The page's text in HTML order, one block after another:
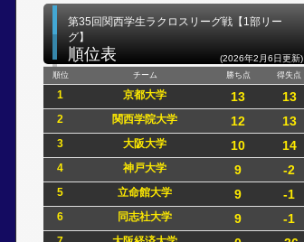
第35回関西学生ラクロスリーグ戦【1部リー
グ】
順位表 (2026年2月6日更新)
順位 チーム 勝ち点 得失点
1 京都大学 13 13
2 関西学院大学 12 13
3 大阪大学 10 14
4 神戸大学 9 -2
5 立命館大学 9 -1
6 同志社大学 9 -1